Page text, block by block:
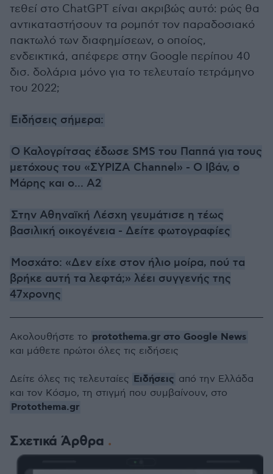
τεθεί στο ChatGPT είναι ακριβώς αυτό: pώς θα
αντικαταστήσουν τα ρομπότ τον παραδοσιακό
πακτωλό των διαφημίσεων, ο οποίος,
ενδεικτικά, απέφερε στην Google περίπου 40
δισ. δολάρια μόνο για το τελευταίο τετράμηνο
του 2022;
Ειδήσεις σήμερα:
Ο Καλογρίτσας έδωσε SMS του Παππά για τους
μετόχους του «ΣΥΡΙΖΑ Channel» - Ο Ιβάν, ο
Μάρης και ο... Α2
Στην Αθηναϊκή Λέσχη γευμάτισε η τέως
βασιλική οικογένεια - Δείτε φωτογραφίες
Μοσχάτο: «Δεν είχε στον ήλιο μοίρα, πού τα
βρήκε αυτή τα λεφτά;» λέει συγγενής της
47χρονης
Σχετικά Άρθρα
Ακολουθήστε το protothema.gr στο Google News
και μάθετε πρώτοι όλες τις ειδήσεις
Δείτε όλες τις τελευταίες Ειδήσεις από την Ελλάδα
και τον Κόσμο, τη στιγμή που συμβαίνουν, στο
Protothema.gr